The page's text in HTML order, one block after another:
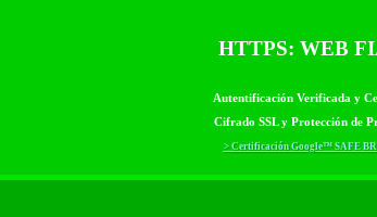
HTTPS: WEB
Autentificación Verificada y
Cifrado SSL y Protección de
> Certificación Google™ SAFE